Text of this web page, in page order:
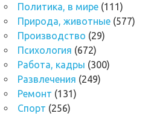
Политика, в мире (111)
Природа, животные (577)
Производство (29)
Психология (672)
Работа, кадры (300)
Развлечения (249)
Ремонт (131)
Спорт (256)